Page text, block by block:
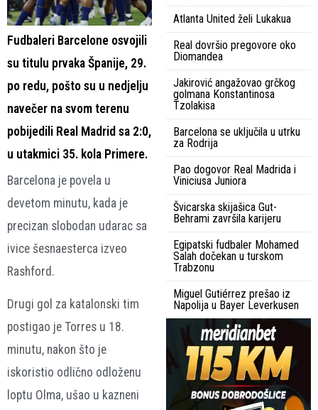
Fudbaleri Barcelone osvojili
su titulu prvaka Španije, 29.
po redu, pošto su u nedjelju
navečer na svom terenu
pobijedili Real Madrid sa 2:0,
u utakmici 35. kola Primere.
Barcelona je povela u
devetom minutu, kada je
precizan slobodan udarac sa
ivice šesnaesterca izveo
Rashford.
Drugi gol za katalonski tim
postigao je Torres u 18.
minutu, nakon što je
iskoristio odlično odloženu
loptu Olma, ušao u kazneni
Atlanta United želi Lukakua
Real dovršio pregovore oko
Diomandea
Jakirović angažovao grčkog
golmana Konstantinosa
Tzolakisa
Barcelona se uključila u utrku
za Rodrija
Pao dogovor Real Madrida i
Viniciusa Juniora
Švicarska skijašica Gut-
Behrami završila karijeru
Egipatski fudbaler Mohamed
Salah dočekan u turskom
Trabzonu
Miguel Gutiérrez prešao iz
Napolija u Bayer Leverkusen